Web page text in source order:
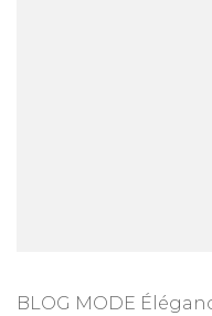
BLOG MODE